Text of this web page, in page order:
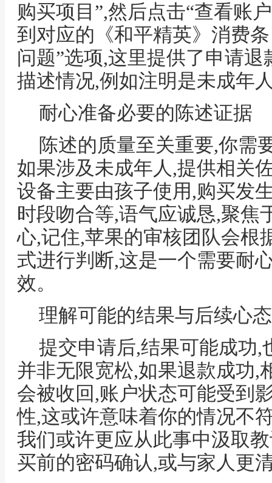
购买项目”,然后点击“查看账
到对应的《和平精英》消费
问题”选项,这里提供了申请
描述情况,例如注明是未成年
耐心准备必要的陈述证据
陈述的质量至关重要,你需
如果涉及未成年人,提供相关
设备主要由孩子使用,购买发
时段吻合等,语气应诚恳,聚焦
心,记住,苹果的审核团队会根
式进行判断,这是一个需要耐
效。
理解可能的结果与后续心态
提交申请后,结果可能成功,
并非无限宽松,如果退款成功,
会被收回,账户状态可能受到
性,这或许意味着你的情况不
我们或许更应从此事中汲取
买前的密码确认,或与家人更